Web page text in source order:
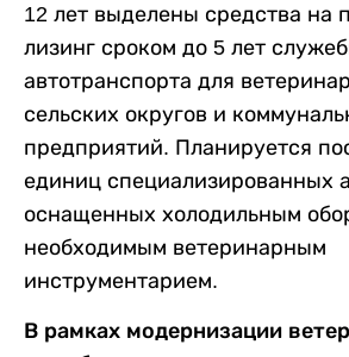
12 лет выделены средства на
лизинг сроком до 5 лет
автотранспорта для
сельских округов и
предприятий. Планируется
единиц специализированных
оснащенных холодильным
необходимым ветеринарным
инструментарием.
В рамках модернизации